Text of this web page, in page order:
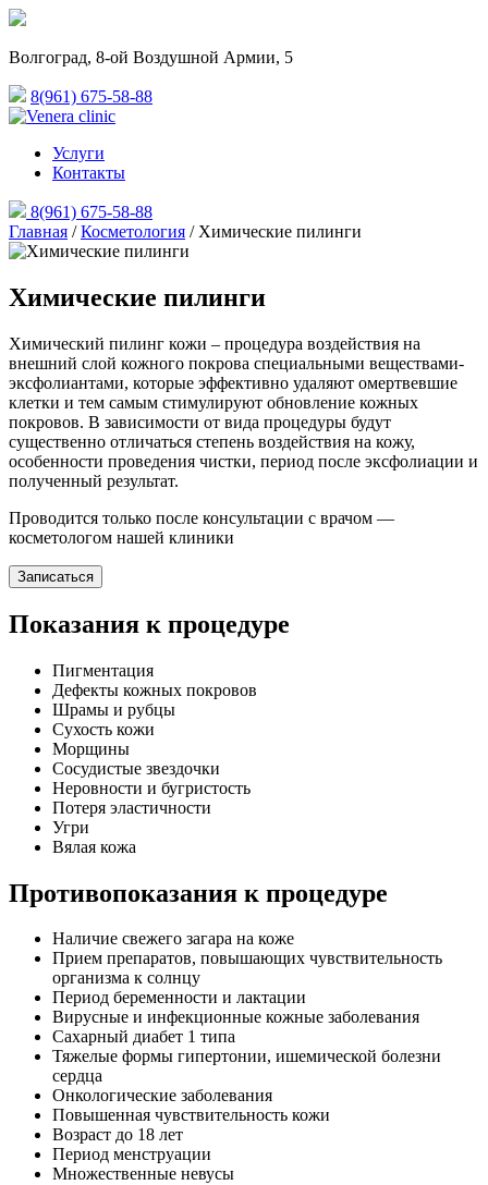
Волгоград, 8-ой Воздушной Армии, 5
8(961) 675-58-88
Услуги
Контакты
8(961) 675-58-88
Главная / Косметология / Химические пилинги
Химические пилинги
Химический пилинг кожи – процедура воздействия на
внешний слой кожного покрова специальными веществами-
эксфолиантами, которые эффективно удаляют омертвевшие
клетки и тем самым стимулируют обновление кожных
покровов. В зависимости от вида процедуры будут
существенно отличаться степень воздействия на кожу,
особенности проведения чистки, период после эксфолиации и
полученный результат.
Проводится только после консультации с врачом —
косметологом нашей клиники
Записаться
Показания к процедуре
Пигментация
Дефекты кожных покровов
Шрамы и рубцы
Сухость кожи
Морщины
Сосудистые звездочки
Неровности и бугристость
Потеря эластичности
Угри
Вялая кожа
Противопоказания к процедуре
Наличие свежего загара на коже
Прием препаратов, повышающих чувствительность
организма к солнцу
Период беременности и лактации
Вирусные и инфекционные кожные заболевания
Сахарный диабет 1 типа
Тяжелые формы гипертонии, ишемической болезни
сердца
Онкологические заболевания
Повышенная чувствительность кожи
Возраст до 18 лет
Период менструации
Множественные невусы